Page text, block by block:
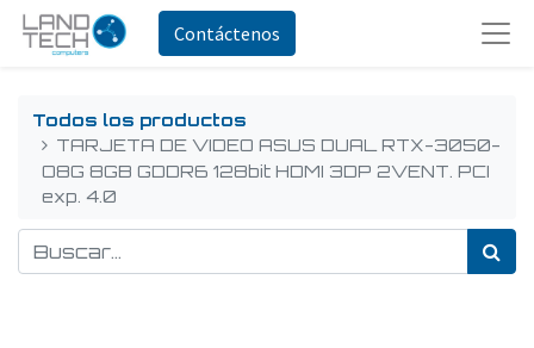
Contáctenos
Todos los productos
TARJETA DE VIDEO ASUS DUAL RTX-3050-
O8G 8GB GDDR6 128bit HDMI 3DP 2VENT. PCI
exp. 4.0